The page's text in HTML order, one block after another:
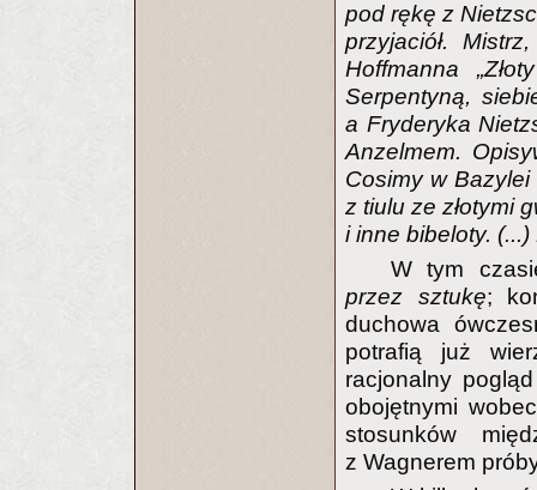
pod rękę z
przyjaciół. Mistrz,
Hoffmanna
Serpentyną,
a Fryderyka
Anzelmem.
Cosimy w
z tiulu ze złotymi
i inne bibeloty.
W tym
przez sztukę;
duchowa
potrafią już
racjonalny
obojętnymi
stosunków
z Wagnerem